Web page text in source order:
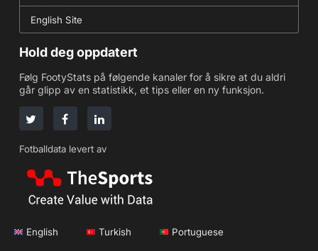
English Site
Hold deg oppdatert
Følg FootyStats på følgende kanaler for å sikre at du aldri
går glipp av en statistikk, et tips eller en ny funksjon.
Fotballdata levert av
English Turkish Portuguese